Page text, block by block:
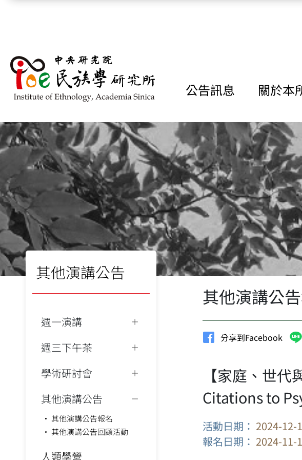
公告訊息 關於本
其他演講公告
週一演講
週三下午茶
學術研討會
其他演講公告
其他演講公告報名
其他演講公告回顧活動
人類學營
其他演講公
分享到Facebook
【家庭、世
Citations to
活動日期： 2024-12-
報名日期： 2024-11-